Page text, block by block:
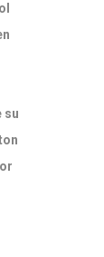
su